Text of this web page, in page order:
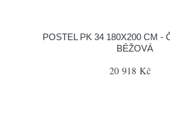
POSTEL PK 34 180X200 CM -
BÉŽOVÁ
20 918 Kč